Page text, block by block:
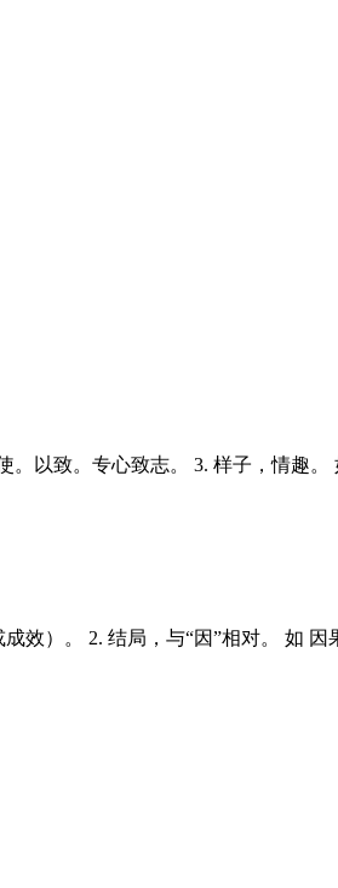
。以致。专心致志。 3. 样子，情趣。
效）。 2. 结局，与“因”相对。 如 因